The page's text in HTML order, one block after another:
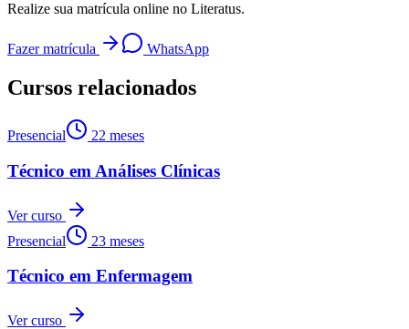
Realize sua matrícula online no Literatus.
Fazer matrícula WhatsApp
Cursos relacionados
Presencial 22 meses
Técnico em Análises Clínicas
Ver curso
Presencial
23 meses
Técnico em Enfermagem
Ver curso